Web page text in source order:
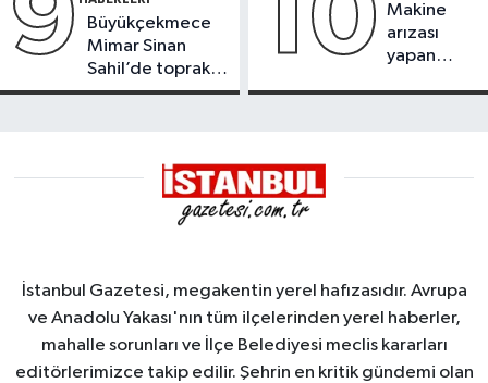
Büyükçekmece
Mimar Sinan
Sahil’de toprak
kayması
Makine
arızası
yapan
İstanbul Gazetesi, megakentin yerel hafızasıdır. Avrupa
ve Anadolu Yakası'nın tüm ilçelerinden yerel haberler,
mahalle sorunları ve İlçe Belediyesi meclis kararları
editörlerimizce takip edilir. Şehrin en kritik gündemi olan